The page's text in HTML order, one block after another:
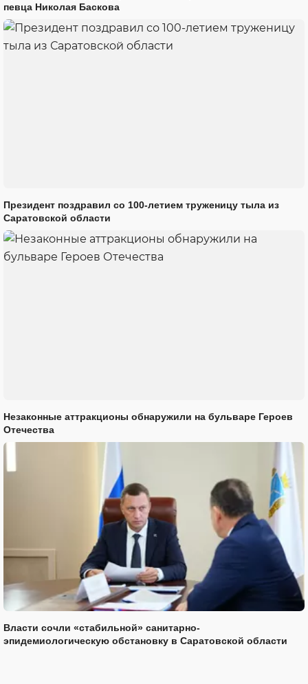
певца Николая Баскова
Президент поздравил со 100-летием труженицу тыла из
Саратовской области
Незаконные аттракционы обнаружили на бульваре Героев
Отечества
Власти сочли «стабильной» санитарно-
эпидемиологическую обстановку в Саратовской области